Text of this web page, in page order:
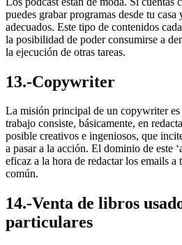
puedes grabar programas desde tu
adecuados. Este tipo de contenidos
la posibilidad de poder consumirse a
la ejecución de otras tareas.
13.-Copywriter
La misión principal de un copywriter es
trabajo consiste, básicamente, en
posible creativos e ingeniosos, que
a pasar a la acción. El dominio de este
eficaz a la hora de redactar los emails a
común.
14.-Venta de libros
particulares